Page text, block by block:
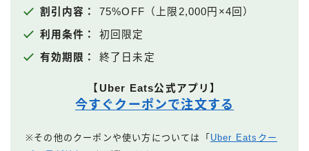
割引内容： 75%OFF（上限2,000円×4回）
利用条件： 初回限定
有効期限： 終了日未定
【Uber Eats公式アプリ】
今すぐクーポンで注文する
※その他のクーポンや使い方については「Uber Eatsクー